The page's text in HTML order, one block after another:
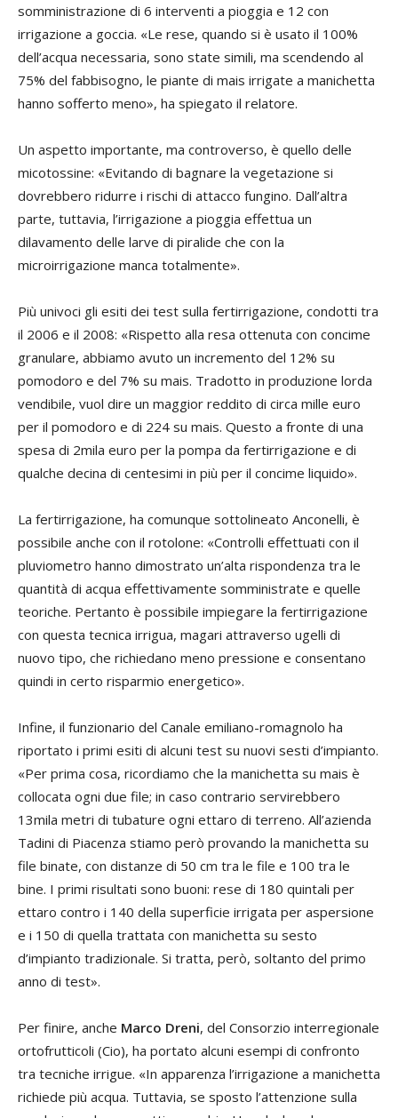
somministrazione di 6 interventi a pioggia e 12 con
irrigazione a goccia. «Le rese, quando si è usato il 100%
dell’acqua necessaria, sono state simili, ma scendendo al
75% del fabbisogno, le piante di mais irrigate a manichetta
hanno sofferto meno», ha spiegato il relatore.
Un aspetto importante, ma controverso, è quello delle
micotossine: «Evitando di bagnare la vegetazione si
dovrebbero ridurre i rischi di attacco fungino. Dall’altra
parte, tuttavia, l’irrigazione a pioggia effettua un
dilavamento delle larve di piralide che con la
microirrigazione manca totalmente».
Più univoci gli esiti dei test sulla fertirrigazione, condotti tra
il 2006 e il 2008: «Rispetto alla resa ottenuta con concime
granulare, abbiamo avuto un incremento del 12% su
pomodoro e del 7% su mais. Tradotto in produzione lorda
vendibile, vuol dire un maggior reddito di circa mille euro
per il pomodoro e di 224 su mais. Questo a fronte di una
spesa di 2mila euro per la pompa da fertirrigazione e di
qualche decina di centesimi in più per il concime liquido».
La fertirrigazione, ha comunque sottolineato Anconelli, è
possibile anche con il rotolone: «Controlli effettuati con il
pluviometro hanno dimostrato un’alta rispondenza tra le
quantità di acqua effettivamente somministrate e quelle
teoriche. Pertanto è possibile impiegare la fertirrigazione
con questa tecnica irrigua, magari attraverso ugelli di
nuovo tipo, che richiedano meno pressione e consentano
quindi in certo risparmio energetico».
Infine, il funzionario del Canale emiliano-romagnolo ha
riportato i primi esiti di alcuni test su nuovi sesti d’impianto.
«Per prima cosa, ricordiamo che la manichetta su mais è
collocata ogni due file; in caso contrario servirebbero
13mila metri di tubature ogni ettaro di terreno. All’azienda
Tadini di Piacenza stiamo però provando la manichetta su
file binate, con distanze di 50 cm tra le file e 100 tra le
bine. I primi risultati sono buoni: rese di 180 quintali per
ettaro contro i 140 della superficie irrigata per aspersione
e i 150 di quella trattata con manichetta su sesto
d’impianto tradizionale. Si tratta, però, soltanto del primo
anno di test».
Per finire, anche Marco Dreni, del Consorzio interregionale
ortofrutticoli (Cio), ha portato alcuni esempi di confronto
tra tecniche irrigue. «In apparenza l’irrigazione a manichetta
richiede più acqua. Tuttavia, se sposto l’attenzione sulla